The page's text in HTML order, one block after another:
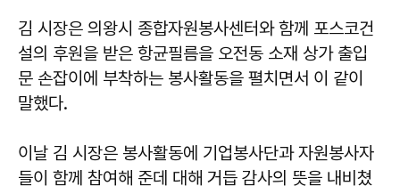
김 시장은 의왕시 종합자원봉사센터와 함께 포스코건
설의 후원을 받은 항균필름을 오전동 소재 상가 출입
문 손잡이에 부착하는 봉사활동을 펼치면서 이 같이
말했다.
이날 김 시장은 봉사활동에 기업봉사단과 자원봉사자
들이 함께 참여해 준데 대해 거듭 감사의 뜻을 내비쳤